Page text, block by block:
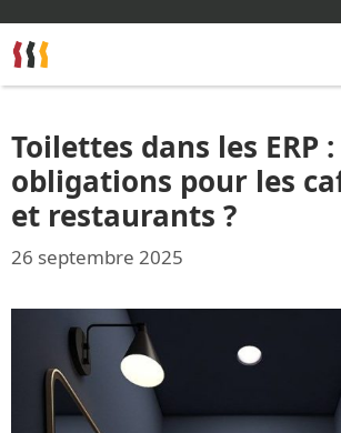
au
contenu
Toilettes dans les ERP
obligations pour les
et restaurants ?
26 septembre 2025